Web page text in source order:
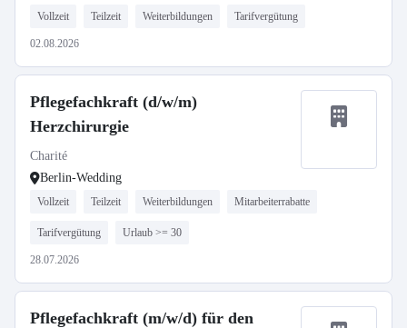
Vollzeit Teilzeit Weiterbildungen Tarifvergütung
02.08.2026
Pflegefachkraft (d/w/m)
Herzchirurgie
Charité
Berlin-Wedding
Vollzeit Teilzeit Weiterbildungen Mitarbeiterrabatte
Tarifvergütung Urlaub >= 30
28.07.2026
Pflegefachkraft (m/w/d) für den